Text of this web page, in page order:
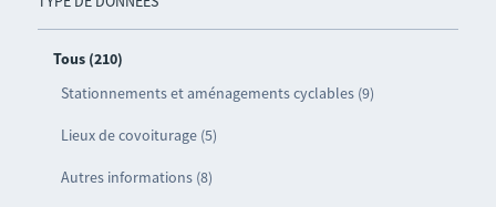
Tous (210)
Stationnements et aménagements cyclables (9)
Lieux de covoiturage (5)
Autres informations (8)